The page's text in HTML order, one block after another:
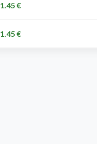
1.45 €
1.45 €